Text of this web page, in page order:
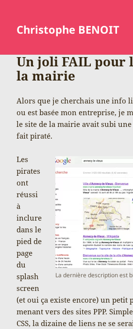
Christophe BENOIT
Un joli FAIL pour
la mairie
Alors que je cherchais une info
ou est basée mon entreprise, je
le site de la mairie avait subi une
fait piraté.
La dernière description est
Les
pirates
ont
réussi
à
inclure
dans le
pied de
page
du
splash
screen
(et oui ça existe encore) un petit
menant vers des sites PPP.
CSS, la dizaine de liens ne se